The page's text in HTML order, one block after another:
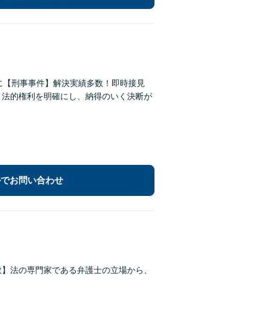
刑事事件】解決実績多数！即時接見
的権利を明確にし、納得のいく決断が
お問い合わせ
法の専門家である弁護士の立場から、